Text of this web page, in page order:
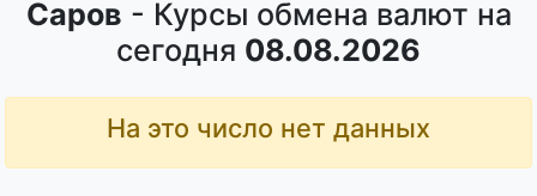
Саров - Курсы обмена валют на
сегодня 08.08.2026
На это число нет данных